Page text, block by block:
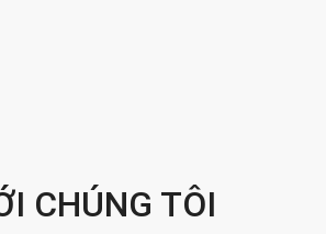
CHÚNG TÔI